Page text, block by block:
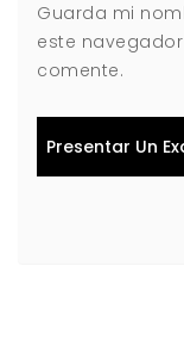
Guarda mi
este
comente.